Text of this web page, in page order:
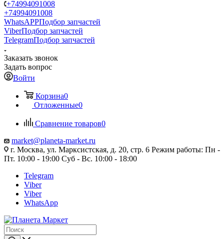
+74994091008
+74994091008
WhatsAPPПодбор запчастей
ViberПодбор запчастей
TelegramПодбор запчастей
Заказать звонок
Задать вопрос
Войти
Корзина0
Отложенные0
Сравнение товаров0
market@planeta-market.ru
г. Москва, ул. Марксистская, д. 20, стр. 6 Режим работы: Пн -
Пт. 10:00 - 19:00 Суб - Вс. 10:00 - 18:00
Telegram
Viber
Viber
WhatsApp